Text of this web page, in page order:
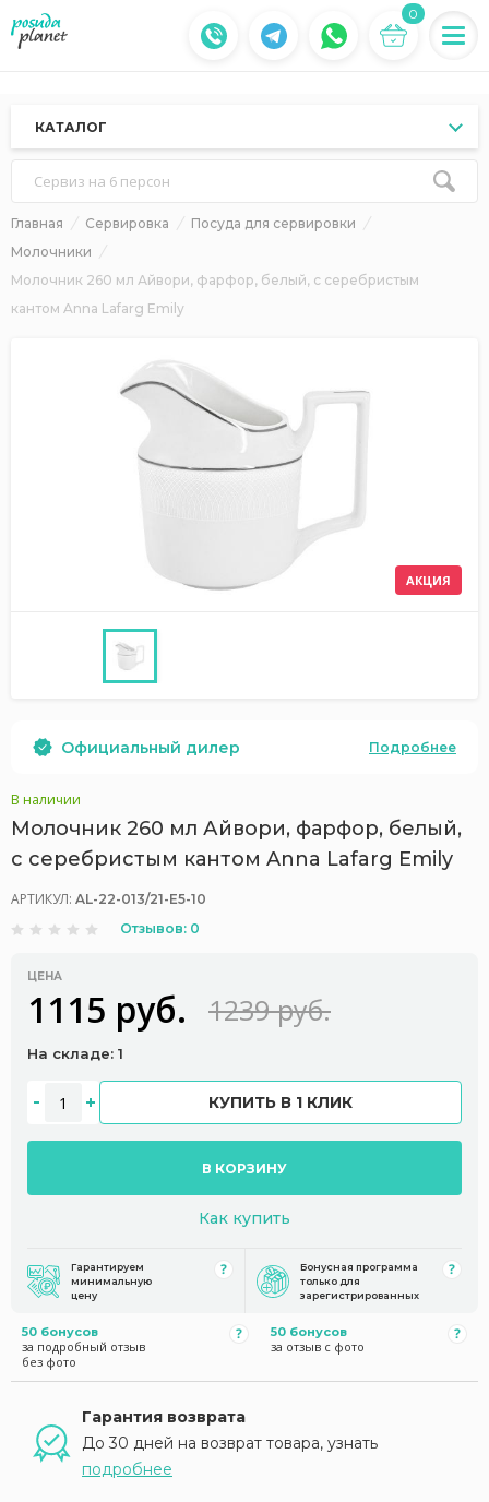
0
КАТАЛОГ
Сервиз на 6 персон
Главная Сервировка
Посуда для сервировки
Молочники
Молочник 260 мл Айвори, фарфор, белый, с серебристым
кантом Anna Lafarg Emily
АКЦИЯ
Официальный дилер Подробнее
В наличии
Молочник 260 мл Айвори, фарфор, белый,
с серебристым кантом Anna Lafarg Emily
АРТИКУЛ: AL-22-013/21-E5-10
Отзывов: 0
ЦЕНА
1115 руб. 1239 руб.
На складе: 1
КУПИТЬ В 1 КЛИК
В КОРЗИНУ
Как купить
Гарантируем
минимальную
цену
Бонусная программа
только для
зарегистрированных
50 бонусов
за подробный отзыв
без фото
50 бонусов
за отзыв с фото
Гарантия возврата
До 30 дней на возврат товара, узнать
подробнее